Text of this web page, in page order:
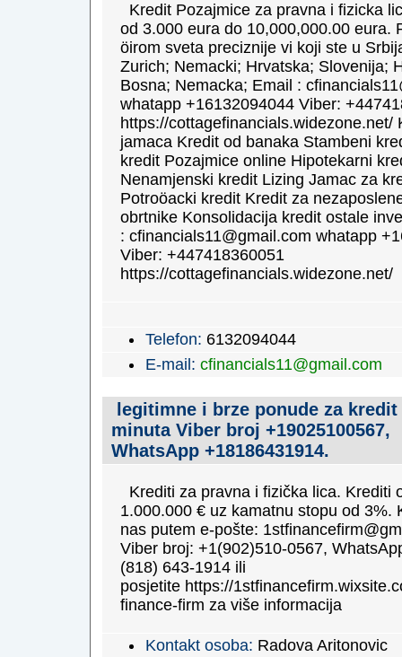
Kredit Pozajmice za pravna i fizicka
od 3.000 eura do 10,000,000.00 eura.
öirom sveta preciznije vi koji ste u
Zurich; Nemacki; Hrvatska; Slovenija;
Bosna; Nemacka; Email :
whatapp +16132094044 Viber:
https://cottagefinancials.widezone.net/
jamaca Kredit od banaka Stambeni
kredit Pozajmice online Hipotekarni
Nenamjenski kredit Lizing Jamac za
Potroöacki kredit Kredit za
obrtnike Konsolidacija kredit ostale
: cfinancials11@gmail.com whatapp
Viber: +447418360051
https://cottagefinancials.widezone.net/
Telefon: 6132094044
E-mail: cfinancials11@gmail.com
legitimne i brze ponude za kredit
minuta Viber broj +19025100567,
WhatsApp +18186431914.
Krediti za pravna i fizička lica. Krediti
1.000.000 € uz kamatnu stopu od 3%.
nas putem e-pošte:
Viber broj: +1(902)510-0567,
(818) 643-1914 ili
posjetite https://
finance-firm za više informacija
Kontakt osoba: Radova Aritonovic